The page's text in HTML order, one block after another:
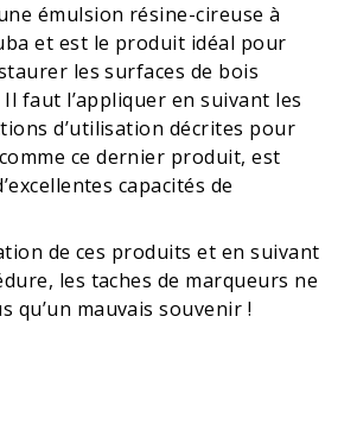
émulsion résine-cireuse à
et est le produit idéal pour
les surfaces de bois
faut l’appliquer en suivant les
d’utilisation décrites pour
ce dernier produit, est
capacités de
de ces produits et en suivant
les taches de marqueurs ne
qu’un mauvais souvenir !